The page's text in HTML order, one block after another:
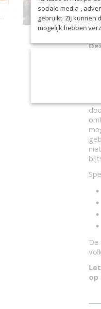
Elk
op
sociale media-,
gebruikt. Zij kunnen
mogelijk hebben